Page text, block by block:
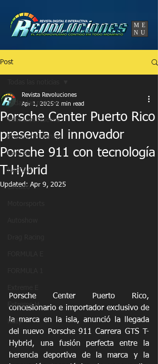
ME
NU
Post
Todas las noticias
Vehículos Nuevos
Prueba de Manejo
Noticias
NASCAR
Circuito
Extreme H
Rally
Porsche Center Puerto Rico
presenta el innovador
Porsche 911 con tecnología
T-Hybrid
Revista Revoluciones
Apr 1, 2025 2 min read
Updated: Apr 9, 2025
Porsche Center Puerto Rico,
concesionario e importador exclusivo de
la marca en la isla, anunció la llegada
del nuevo Porsche 911 Carrera GTS T-
Hybrid, una fusión perfecta entre la
herencia deportiva de la marca y la